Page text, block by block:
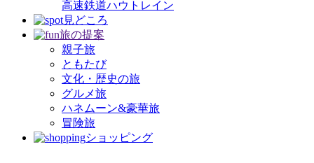
高速鉄道ハウトレイン
見どころ
旅の提案
親子旅
ともたび
文化・歴史の旅
グルメ旅
ハネムーン&豪華旅
冒険旅
ショッピング